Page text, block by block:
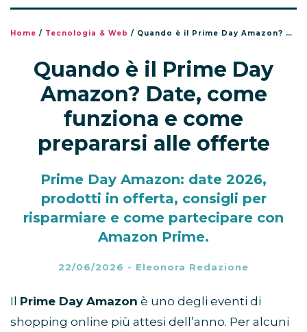
Home / Tecnologia & Web / Quando è il Prime Day Amazon? Date, come funziona e come prepararsi alle offerte
Quando è il Prime Day
Amazon? Date, come
funziona e come
prepararsi alle offerte
Prime Day Amazon: date 2026,
prodotti in offerta, consigli per
risparmiare e come partecipare con
Amazon Prime.
22/06/2026 - Eleonora Redazione
Il Prime Day Amazon è uno degli eventi di
shopping online più attesi dell’anno. Per alcuni